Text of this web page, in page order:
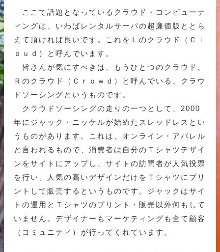
ここで話題となっているクラウド・コンピューテ
ィングは、いわばレンタルサーバの超廉価版ととら
えて頂ければ良いです。これをＬのクラウド（Ｃｌ
ｏｕｄ）と呼んでいます。
皆さんが気にすべきは、もうひとつのクラウド、
Ｒのクラウド（Ｃｒｏｗｄ）と呼んでいる、クラウ
ドソーシングというものです。
クラウドソーシングの走りの一つとして、2000
年にジャック・ニッケルが始めたスレッドレスとい
うものがあります。これは、オンライン・アパレル
と言われるもので、消費者は自分のＴシャツデザイ
ンをサイトにアップし、サイトの訪問者が人気投票
を行い、人気の高いデザインだけをＴシャツにプリ
ントして販売するというものです。ジャックはサイ
トの運用とＴシャツのプリント・販売以外何もして
いません。デザイナーもマーケティングも全て顧客
（コミュニティ）が行ってくれています。